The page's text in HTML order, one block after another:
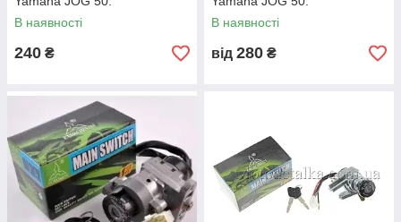
В наявності
240 ₴
В наявності
від 280 ₴